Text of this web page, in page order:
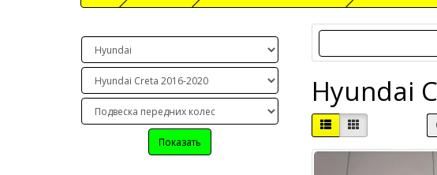
Показать
Hyundai